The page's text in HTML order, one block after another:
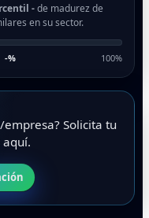
-de madurez de
en su sector.
-% 100%
Solicita tu
aquí.